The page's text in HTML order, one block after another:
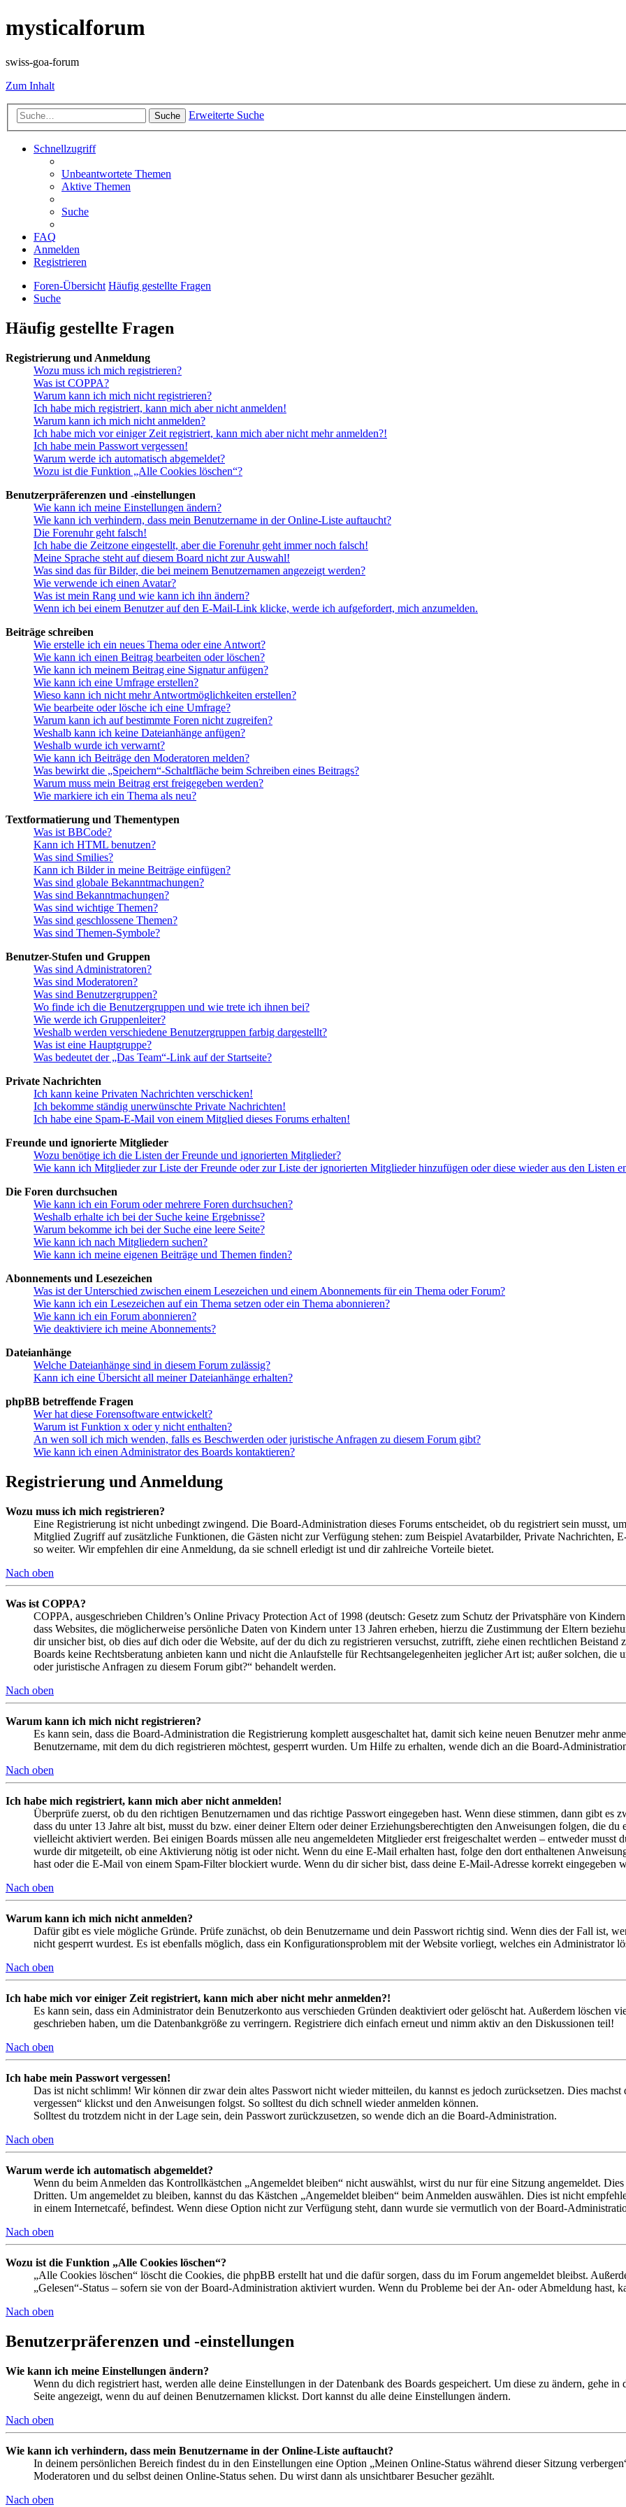
mysticalforum
swiss-goa-forum
Zum Inhalt
Suche Erweiterte Suche
Schnellzugriff
Unbeantwortete Themen
Aktive Themen
Suche
FAQ
Anmelden
Registrieren
Foren-Übersicht Häufig gestellte Fragen
Suche
Häufig gestellte Fragen
Registrierung und Anmeldung
Wozu muss ich mich registrieren?
Was ist COPPA?
Warum kann ich mich nicht registrieren?
Ich habe mich registriert, kann mich aber nicht anmelden!
Warum kann ich mich nicht anmelden?
Ich habe mich vor einiger Zeit registriert, kann mich aber nicht mehr anmelden?!
Ich habe mein Passwort vergessen!
Warum werde ich automatisch abgemeldet?
Wozu ist die Funktion „Alle Cookies löschen“?
Benutzerpräferenzen und -einstellungen
Wie kann ich meine Einstellungen ändern?
Wie kann ich verhindern, dass mein Benutzername in der Online-Liste auftaucht?
Die Forenuhr geht falsch!
Ich habe die Zeitzone eingestellt, aber die Forenuhr geht immer noch falsch!
Meine Sprache steht auf diesem Board nicht zur Auswahl!
Was sind das für Bilder, die bei meinem Benutzernamen angezeigt werden?
Wie verwende ich einen Avatar?
Was ist mein Rang und wie kann ich ihn ändern?
Wenn ich bei einem Benutzer auf den E-Mail-Link klicke, werde ich aufgefordert, mich anzumelden.
Beiträge schreiben
Wie erstelle ich ein neues Thema oder eine Antwort?
Wie kann ich einen Beitrag bearbeiten oder löschen?
Wie kann ich meinem Beitrag eine Signatur anfügen?
Wie kann ich eine Umfrage erstellen?
Wieso kann ich nicht mehr Antwortmöglichkeiten erstellen?
Wie bearbeite oder lösche ich eine Umfrage?
Warum kann ich auf bestimmte Foren nicht zugreifen?
Weshalb kann ich keine Dateianhänge anfügen?
Weshalb wurde ich verwarnt?
Wie kann ich Beiträge den Moderatoren melden?
Was bewirkt die „Speichern“-Schaltfläche beim Schreiben eines Beitrags?
Warum muss mein Beitrag erst freigegeben werden?
Wie markiere ich ein Thema als neu?
Textformatierung und Thementypen
Was ist BBCode?
Kann ich HTML benutzen?
Was sind Smilies?
Kann ich Bilder in meine Beiträge einfügen?
Was sind globale Bekanntmachungen?
Was sind Bekanntmachungen?
Was sind wichtige Themen?
Was sind geschlossene Themen?
Was sind Themen-Symbole?
Benutzer-Stufen und Gruppen
Was sind Administratoren?
Was sind Moderatoren?
Was sind Benutzergruppen?
Wo finde ich die Benutzergruppen und wie trete ich ihnen bei?
Wie werde ich Gruppenleiter?
Weshalb werden verschiedene Benutzergruppen farbig dargestellt?
Was ist eine Hauptgruppe?
Was bedeutet der „Das Team“-Link auf der Startseite?
Private Nachrichten
Ich kann keine Privaten Nachrichten verschicken!
Ich bekomme ständig unerwünschte Private Nachrichten!
Ich habe eine Spam-E-Mail von einem Mitglied dieses Forums erhalten!
Freunde und ignorierte Mitglieder
Wozu benötige ich die Listen der Freunde und ignorierten Mitglieder?
Wie kann ich Mitglieder zur Liste der Freunde oder zur Liste der ignorierten Mitglieder hinzufügen oder diese wieder aus den Listen
Die Foren durchsuchen
Wie kann ich ein Forum oder mehrere Foren durchsuchen?
Weshalb erhalte ich bei der Suche keine Ergebnisse?
Warum bekomme ich bei der Suche eine leere Seite?
Wie kann ich nach Mitgliedern suchen?
Wie kann ich meine eigenen Beiträge und Themen finden?
Abonnements und Lesezeichen
Was ist der Unterschied zwischen einem Lesezeichen und einem Abonnements für ein Thema oder Forum?
Wie kann ich ein Lesezeichen auf ein Thema setzen oder ein Thema abonnieren?
Wie kann ich ein Forum abonnieren?
Wie deaktiviere ich meine Abonnements?
Dateianhänge
Welche Dateianhänge sind in diesem Forum zulässig?
Kann ich eine Übersicht all meiner Dateianhänge erhalten?
phpBB betreffende Fragen
Wer hat diese Forensoftware entwickelt?
Warum ist Funktion x oder y nicht enthalten?
An wen soll ich mich wenden, falls es Beschwerden oder juristische Anfragen zu diesem Forum gibt?
Wie kann ich einen Administrator des Boards kontaktieren?
Registrierung und Anmeldung
Wozu muss ich mich registrieren?
Eine Registrierung ist nicht unbedingt zwingend. Die Board-Administration dieses Forums entscheidet, ob du registriert sein musst,
Mitglied Zugriff auf zusätzliche Funktionen, die Gästen nicht zur Verfügung stehen: zum Beispiel Avatarbilder, Private Nachrichten,
so weiter. Wir empfehlen dir eine Anmeldung, da sie schnell erledigt ist und dir zahlreiche Vorteile bietet.
Nach oben
Was ist COPPA?
COPPA, ausgeschrieben Children’s Online Privacy Protection Act of 1998 (deutsch: Gesetz zum Schutz der Privatsphäre von
dass Websites, die möglicherweise persönliche Daten von Kindern unter 13 Jahren erheben, hierzu die Zustimmung der Eltern
dir unsicher bist, ob dies auf dich oder die Website, auf der du dich zu registrieren versuchst, zutrifft, ziehe einen rechtlichen
Boards keine Rechtsberatung anbieten kann und nicht die Anlaufstelle für Rechtsangelegenheiten jeglicher Art ist; außer solchen,
oder juristische Anfragen zu diesem Forum gibt?“ behandelt werden.
Nach oben
Warum kann ich mich nicht registrieren?
Es kann sein, dass die Board-Administration die Registrierung komplett ausgeschaltet hat, damit sich keine neuen Benutzer mehr
Benutzername, mit dem du dich registrieren möchtest, gesperrt wurden. Um Hilfe zu erhalten, wende dich an die Board-
Nach oben
Ich habe mich registriert, kann mich aber nicht anmelden!
Überprüfe zuerst, ob du den richtigen Benutzernamen und das richtige Passwort eingegeben hast. Wenn diese stimmen, dann gibt es
dass du unter 13 Jahre alt bist, musst du bzw. einer deiner Eltern oder deiner Erziehungsberechtigten den Anweisungen folgen, die
vielleicht aktiviert werden. Bei einigen Boards müssen alle neu angemeldeten Mitglieder erst freigeschaltet werden – entweder musst
wurde dir mitgeteilt, ob eine Aktivierung nötig ist oder nicht. Wenn du eine E-Mail erhalten hast, folge den dort enthaltenen
hast oder die E-Mail von einem Spam-Filter blockiert wurde. Wenn du dir sicher bist, dass deine E-Mail-Adresse korrekt eingegeben
Nach oben
Warum kann ich mich nicht anmelden?
Dafür gibt es viele mögliche Gründe. Prüfe zunächst, ob dein Benutzername und dein Passwort richtig sind. Wenn dies der Fall ist,
nicht gesperrt wurdest. Es ist ebenfalls möglich, dass ein Konfigurationsproblem mit der Website vorliegt, welches ein Administrator
Nach oben
Ich habe mich vor einiger Zeit registriert, kann mich aber nicht mehr anmelden?!
Es kann sein, dass ein Administrator dein Benutzerkonto aus verschieden Gründen deaktiviert oder gelöscht hat. Außerdem löschen
geschrieben haben, um die Datenbankgröße zu verringern. Registriere dich einfach erneut und nimm aktiv an den Diskussionen teil!
Nach oben
Ich habe mein Passwort vergessen!
Das ist nicht schlimm! Wir können dir zwar dein altes Passwort nicht wieder mitteilen, du kannst es jedoch zurücksetzen. Dies
vergessen“ klickst und den Anweisungen folgst. So solltest du dich schnell wieder anmelden können.
Solltest du trotzdem nicht in der Lage sein, dein Passwort zurückzusetzen, so wende dich an die Board-Administration.
Nach oben
Warum werde ich automatisch abgemeldet?
Wenn du beim Anmelden das Kontrollkästchen „Angemeldet bleiben“ nicht auswählst, wirst du nur für eine Sitzung angemeldet.
Dritten. Um angemeldet zu bleiben, kannst du das Kästchen „Angemeldet bleiben“ beim Anmelden auswählen. Dies ist nicht
in einem Internetcafé, befindest. Wenn diese Option nicht zur Verfügung steht, dann wurde sie vermutlich von der Board-
Nach oben
Wozu ist die Funktion „Alle Cookies löschen“?
„Alle Cookies löschen“ löscht die Cookies, die phpBB erstellt hat und die dafür sorgen, dass du im Forum angemeldet bleibst.
„Gelesen“-Status – sofern sie von der Board-Administration aktiviert wurden. Wenn du Probleme bei der An- oder Abmeldung hast,
Nach oben
Benutzerpräferenzen und -einstellungen
Wie kann ich meine Einstellungen ändern?
Wenn du dich registriert hast, werden alle deine Einstellungen in der Datenbank des Boards gespeichert. Um diese zu ändern, gehe
Seite angezeigt, wenn du auf deinen Benutzernamen klickst. Dort kannst du alle deine Einstellungen ändern.
Nach oben
Wie kann ich verhindern, dass mein Benutzername in der Online-Liste auftaucht?
In deinem persönlichen Bereich findest du in den Einstellungen eine Option „Meinen Online-Status während dieser Sitzung
Moderatoren und du selbst deinen Online-Status sehen. Du wirst dann als unsichtbarer Besucher gezählt.
Nach oben